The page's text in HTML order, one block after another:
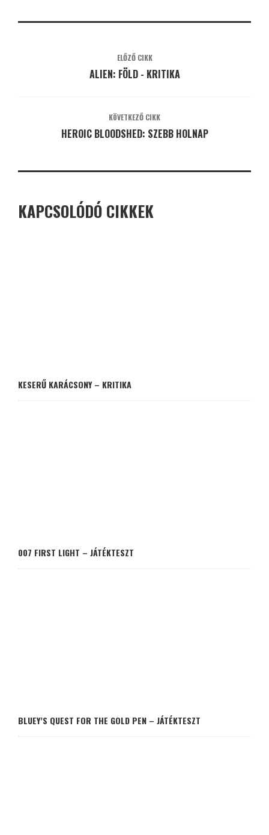
ELŐZŐ CIKK
ALIEN: FÖLD - KRITIKA
KÖVETKEZŐ CIKK
HEROIC BLOODSHED: SZEBB HOLNAP
KAPCSOLÓDÓ CIKKEK
KESERŰ KARÁCSONY – KRITIKA
007 FIRST LIGHT – JÁTÉKTESZT
BLUEY’S QUEST FOR THE GOLD PEN – JÁTÉKTESZT